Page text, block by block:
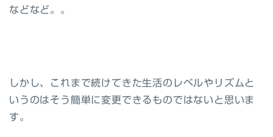
などなど。。
しかし、これまで続けてきた生活のレベルやリズムと
いうのはそう簡単に変更できるものではないと思いま
す。